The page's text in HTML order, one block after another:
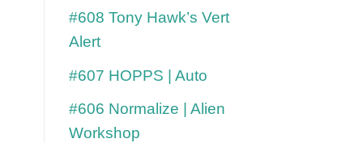
#608 Tony Hawk’s Vert
Alert
#607 HOPPS | Auto
#606 Normalize | Alien
Workshop